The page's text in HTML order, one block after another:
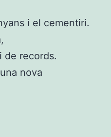
i el cementiri.
de records.
nova